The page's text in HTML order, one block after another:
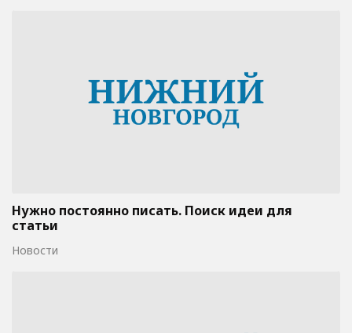
Нужно постоянно писать. Поиск идеи для
статьи
Новости